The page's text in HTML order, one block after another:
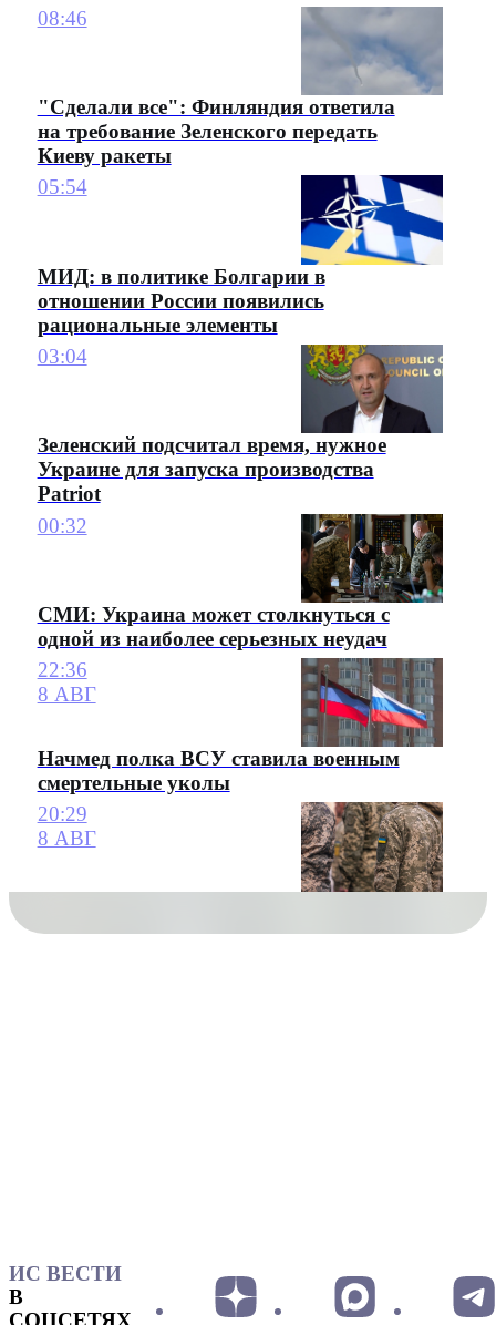
08:46
"Сделали все": Финляндия ответила
на требование Зеленского передать
Киеву ракеты
05:54
МИД: в политике Болгарии в
отношении России появились
рациональные элементы
03:04
Зеленский подсчитал время, нужное
Украине для запуска производства
Patriot
00:32
СМИ: Украина может столкнуться с
одной из наиболее серьезных неудач
22:36
8 АВГ
Начмед полка ВСУ ставила военным
смертельные уколы
20:29
8 АВГ
ИС ВЕСТИ
В
СОЦСЕТЯХ